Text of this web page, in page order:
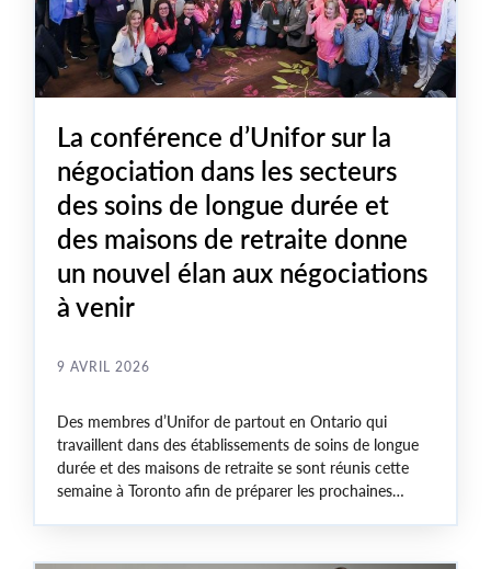
La conférence d’Unifor sur la
négociation dans les secteurs
des soins de longue durée et
des maisons de retraite donne
un nouvel élan aux négociations
à venir
9 AVRIL 2026
Des membres d’Unifor de partout en Ontario qui
travaillent dans des établissements de soins de longue
durée et des maisons de retraite se sont réunis cette
semaine à Toronto afin de préparer les prochaines
l’échelle de la province.